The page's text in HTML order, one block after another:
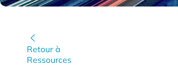
Retour à
Ressources